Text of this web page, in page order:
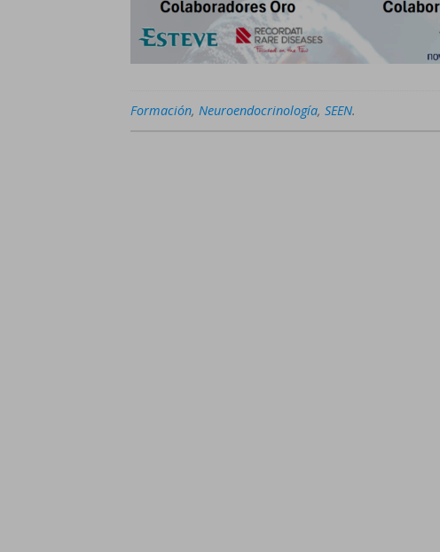
Formación, Neuroendocrinología, SEEN.